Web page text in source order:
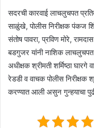
सदरची कारवाई लाचलुचपत
साळुंखे, पोलीस निरीक्षक पंकज
संतोष पावरा, प्रविण मोरे,
बडगुजर यांनी नाशिक लाचलुचपत
अधीक्षक श्रीमती शर्मिष्ठा
रेडडी व वाचक पोलीस निरीक्षक
करण्यात आली असुन गुन्हयाचा